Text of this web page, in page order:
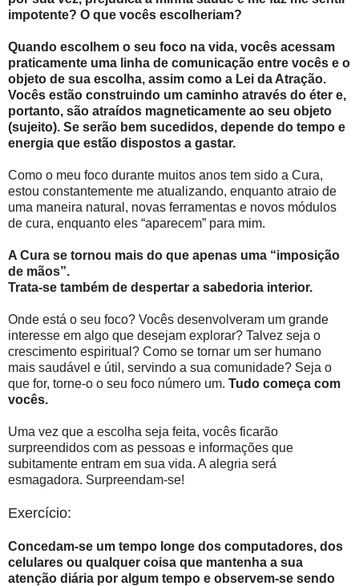
impotente? O que vocês escolheriam?
Quando escolhem o seu foco na vida, vocês acessam
praticamente uma linha de comunicação entre vocês e o
objeto de sua escolha, assim como a Lei da Atração.
Vocês estão construindo um caminho através do éter e,
portanto, são atraídos magneticamente ao seu objeto
(sujeito). Se serão bem sucedidos, depende do tempo e
energia que estão dispostos a gastar.
Como o meu foco durante muitos anos tem sido a Cura,
estou constantemente me atualizando, enquanto atraio de
uma maneira natural, novas ferramentas e novos módulos
de cura, enquanto eles “aparecem” para mim.
A Cura se tornou mais do que apenas uma “imposição
de mãos”.
Trata-se também de despertar a sabedoria interior.
Onde está o seu foco? Vocês desenvolveram um grande
interesse em algo que desejam explorar? Talvez seja o
crescimento espiritual? Como se tornar um ser humano
mais saudável e útil, servindo a sua comunidade? Seja o
que for, torne-o o seu foco número um. Tudo começa com
vocês.
Uma vez que a escolha seja feita, vocês ficarão
surpreendidos com as pessoas e informações que
subitamente entram em sua vida. A alegria será
esmagadora. Surpreendam-se!
Exercício:
Concedam-se um tempo longe dos computadores, dos
celulares ou qualquer coisa que mantenha a sua
atenção diária por algum tempo e observem-se sendo